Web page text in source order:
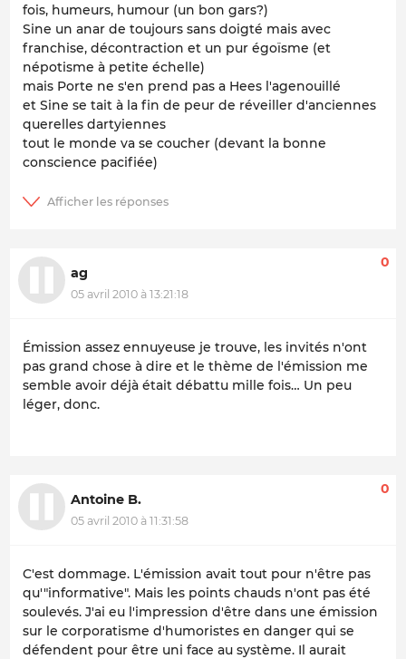
fois, humeurs, humour (un bon gars?)
Sine un anar de toujours sans doigté mais avec
franchise, décontraction et un pur égoïsme (et
népotisme à petite échelle)
mais Porte ne s'en prend pas a Hees l'agenouillé
et Sine se tait à la fin de peur de réveiller d'anciennes
querelles dartyiennes
tout le monde va se coucher (devant la bonne
conscience pacifiée)
ag
05 avril 2010 à 13:21:18
0
Émission assez ennuyeuse je trouve, les invités n'ont
pas grand chose à dire et le thème de l'émission me
semble avoir déjà était débattu mille fois… Un peu
léger, donc.
Antoine B.
05 avril 2010 à 11:31:58
0
C'est dommage. L'émission avait tout pour n'être pas
qu'"informative". Mais les points chauds n'ont pas été
soulevés. J'ai eu l'impression d'être dans une émission
sur le corporatisme d'humoristes en danger qui se
défendent pour être uni face au système. Il aurait